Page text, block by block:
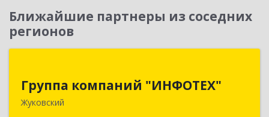
Ближайшие партнеры из соседних
регионов
Группа компаний "ИНФОТЕХ"
Жуковский
140180, Московская обл, Жуковский г, Чкалова